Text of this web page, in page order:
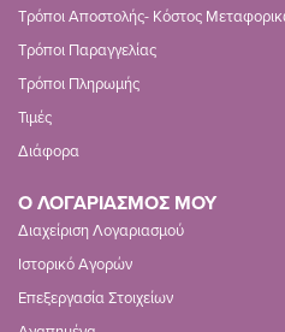
Τρόποι Αποστολής- Κόστος
Τρόποι Παραγγελίας
Τρόποι Πληρωμής
Τιμές
Διάφορα
Ο ΛΟΓΑΡΙΑΣΜΟΣ ΜΟΥ
Διαχείριση Λογαριασμού
Ιστορικό Αγορών
Επεξεργασία Στοιχείων